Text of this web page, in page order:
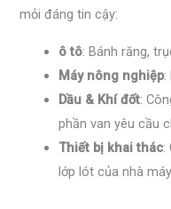
mỏi đáng tin cậy:
ô tô: Bánh răng,
Máy nông nghiệp:
Dầu & Khí đốt:
phần van yêu cầu
Thiết bị khai thác:
lớp lót của nhà